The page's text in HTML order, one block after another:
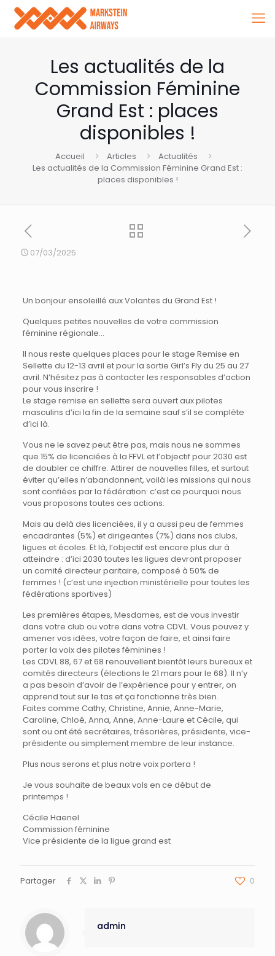
Les actualités de la
Commission Féminine
Grand Est : places
disponibles !
Accueil Articles
Actualités
Les actualités de la Commission Féminine Grand Est :
places disponibles !
07/03/2025
Un bonjour ensoleillé aux Volantes du Grand Est !
Quelques petites nouvelles de votre commission
féminine régionale…
Il nous reste quelques places pour le stage Remise en
Sellette du 12-13 avril et pour la sortie Girl’s Fly du 25 au 27
avril. N’hésitez pas à contacter les responsables d’action
pour vous inscrire !
Le stage remise en sellette sera ouvert aux pilotes
masculins d’ici la fin de la semaine sauf s’il se complète
d’ici là.
Vous ne le savez peut être pas, mais nous ne sommes
que 15% de licenciées à la FFVL et l’objectif pour 2030 est
de doubler ce chiffre. Attirer de nouvelles filles, et surtout
éviter qu’elles n’abandonnent, voilà les missions qui nous
sont confiées par la fédération: c’est ce pourquoi nous
vous proposons toutes ces actions.
Mais au delà des licenciées, il y a aussi peu de femmes
encadrantes (5%) et dirigeantes (7%) dans nos clubs,
ligues et écoles. Et là, l’objectif est encore plus dur à
atteindre : d’ici 2030 toutes les ligues devront proposer
un comité directeur paritaire, composé à 50% de
femmes ! (c’est une injection ministérielle pour toutes les
fédérations sportives)
Les premières étapes, Mesdames, est de vous investir
dans votre club ou votre dans votre CDVL. Vous pouvez y
amener vos idées, votre façon de faire, et ainsi faire
porter la voix des pilotes féminines !
Les CDVL 88, 67 et 68 renouvellent bientôt leurs bureaux et
comités directeurs (élections le 21 mars pour le 68). Il n’y
a pas besoin d’avoir de l’expérience pour y entrer, on
apprend tout sur le tas et ça fonctionne très bien.
Faites comme Cathy, Christine, Annie, Anne-Marie,
Caroline, Chloé, Anna, Anne, Anne-Laure et Cécile, qui
sont ou ont été secrétaires, trésorières, présidente, vice-
présidente ou simplement membre de leur instance.
Plus nous serons et plus notre voix portera !
Je vous souhaite de beaux vols en ce début de
printemps !
Cécile Haenel
Commission féminine
Vice présidente de la ligue grand est
Partager 0
admin